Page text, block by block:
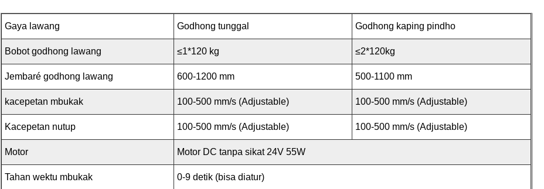
Gaya lawang Godhong tunggal Godhong kaping pindho
Bobot godhong lawang ≤1*120 kg ≤2*120kg
Jembaré godhong lawang 600-1200 mm 500-1100 mm
kacepetan mbukak 100-500 mm/s (Adjustable) 100-500 mm/s (Adjustable)
Kacepetan nutup 100-500 mm/s (Adjustable) 100-500 mm/s (Adjustable)
Motor Motor DC tanpa sikat 24V 55W
Tahan wektu mbukak 0-9 detik (bisa diatur)